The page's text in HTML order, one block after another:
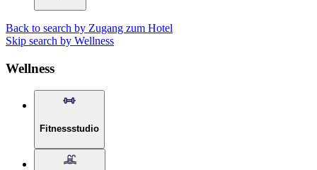
Back to search by Zugang zum Hotel
Skip search by Wellness
Wellness
Fitnessstudio